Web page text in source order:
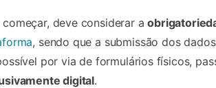
começar, deve considerar a
, sendo que a submissão dos
por via de formulários físicos,
digital.